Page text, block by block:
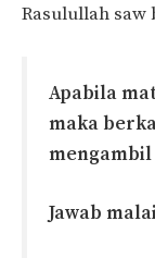
Rasulullah saw
Apabila
maka
mengambil
Jawab